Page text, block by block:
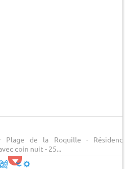
Plage de la Roquille -
coin nuit - 25...